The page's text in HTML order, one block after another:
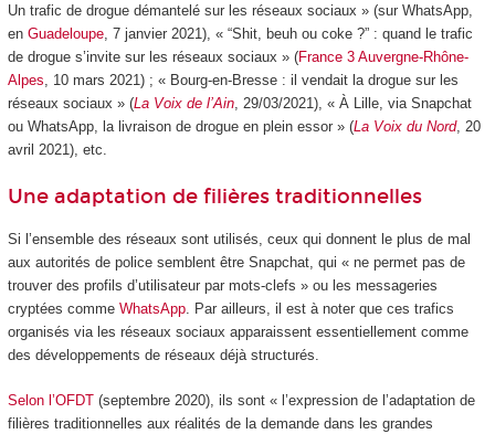
Un trafic de drogue démantelé sur les réseaux sociaux » (sur WhatsApp,
en Guadeloupe, 7 janvier 2021), « “Shit, beuh ou coke ?” : quand le trafic
de drogue s’invite sur les réseaux sociaux » (France 3 Auvergne-Rhône-
Alpes , 10 mars 2021) ; « Bourg-en-Bresse : il vendait la drogue sur les
réseaux sociaux » (La Voix de l’Ain, 29/03/2021), « À Lille, via Snapchat
ou WhatsApp, la livraison de drogue en plein essor » (La Voix du Nord, 20
avril 2021), etc.
Une adaptation de filières traditionnelles
Si l’ensemble des réseaux sont utilisés, ceux qui donnent le plus de mal
aux autorités de police semblent être Snapchat, qui « ne permet pas de
trouver des profils d’utilisateur par mots-clefs » ou les messageries
cryptées comme WhatsApp. Par ailleurs, il est à noter que ces trafics
organisés via les réseaux sociaux apparaissent essentiellement comme
des développements de réseaux déjà structurés.
Selon l’OFDT(septembre 2020), ils sont « l’expression de l’adaptation de
filières traditionnelles aux réalités de la demande dans les grandes